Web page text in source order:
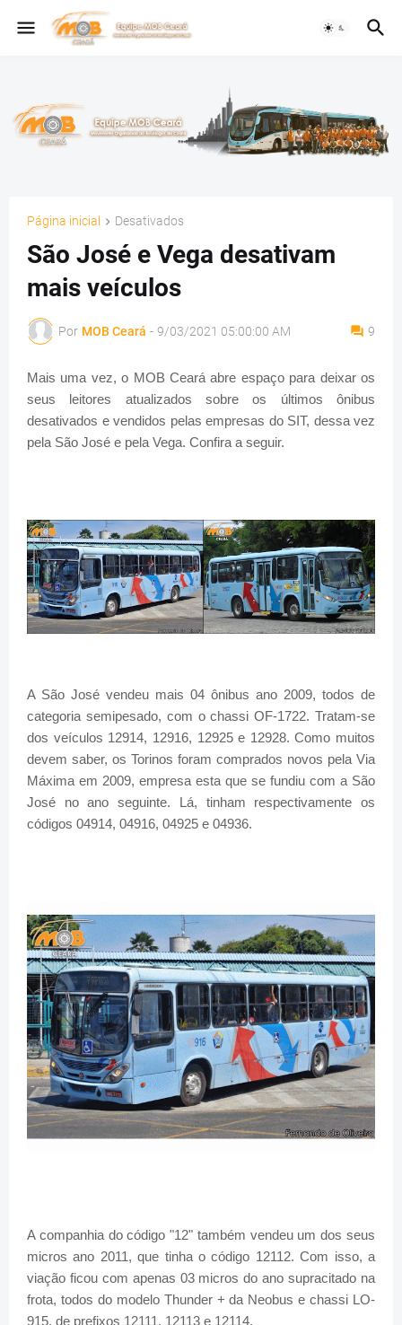
Página inicial Desativados
São José e Vega desativam
mais veículos
Por MOB Ceará - 9/03/2021 05:00:00 AM 9
Mais uma vez, o MOB Ceará abre espaço para deixar os
seus leitores atualizados sobre os últimos ônibus
desativados e vendidos pelas empresas do SIT, dessa vez
pela São José e pela Vega. Confira a seguir.
A São José vendeu mais 04 ônibus ano 2009, todos de
categoria semipesado, com o chassi OF-1722. Tratam-se
dos veículos 12914, 12916, 12925 e 12928. Como muitos
devem saber, os Torinos foram comprados novos pela Via
Máxima em 2009, empresa esta que se fundiu com a São
José no ano seguinte. Lá, tinham respectivamente os
códigos 04914, 04916, 04925 e 04936.
A companhia do código "12" também vendeu um dos seus
micros ano 2011, que tinha o código 12112. Com isso, a
viação ficou com apenas 03 micros do ano supracitado na
frota, todos do modelo Thunder + da Neobus e chassi LO-
915, de prefixos 12111, 12113 e 12114.